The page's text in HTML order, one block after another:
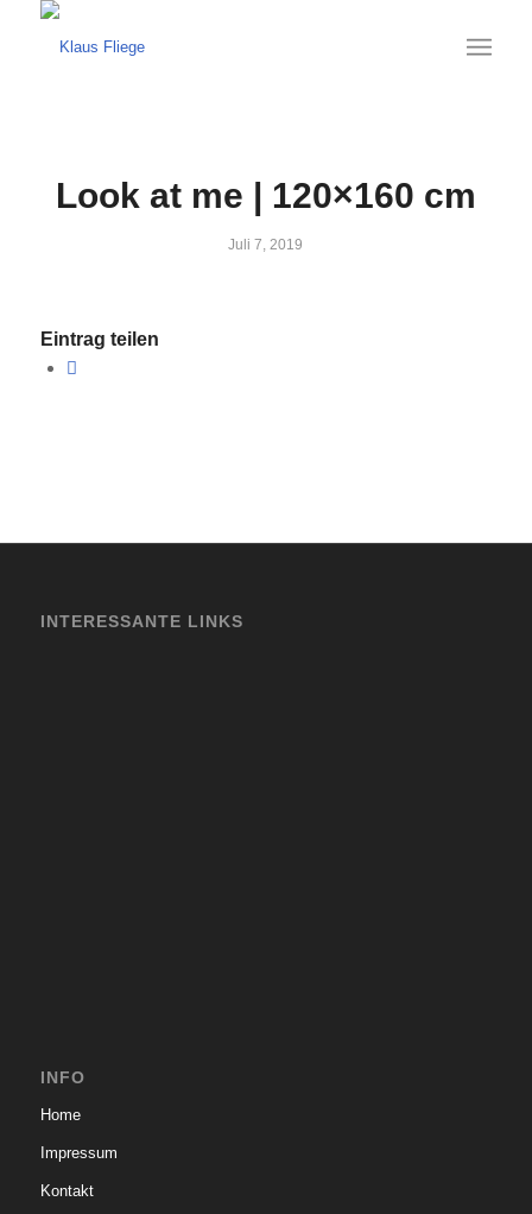
Look at me | 120×160 cm
Juli 7, 2019
Eintrag teilen
INTERESSANTE LINKS
INFO
Home
Impressum
Kontakt